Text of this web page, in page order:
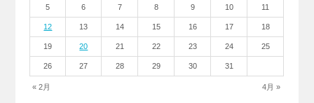
« 2月 4月 »
5 6 7 8 9 10 11
12 13 14 15 16 17 18
19 20 21 22 23 24 25
26 27 28 29 30 31